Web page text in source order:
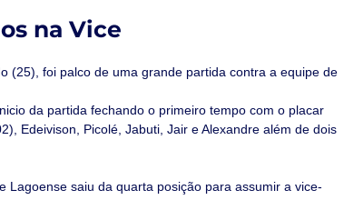
na Vice
da partida fechando o primeiro tempo com o placar
Edeivison, Picolé, Jabuti, Jair e Alexandre além de dois
Lagoense saiu da quarta posição para assumir a vice-